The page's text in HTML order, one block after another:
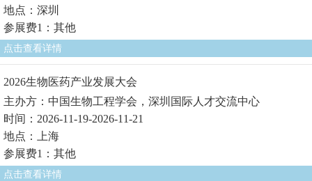
地点：深圳
参展费1：其他
点击查看详情
2026生物医药产业发展大会
主办方：中国生物工程学会，深圳国际人才交流中心
时间：2026-11-19-2026-11-21
地点：上海
参展费1：其他
点击查看详情